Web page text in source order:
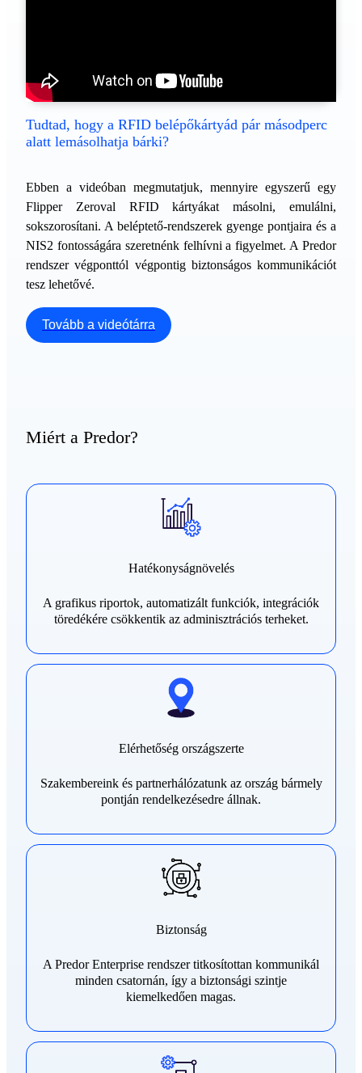
Tudtad, hogy a RFID belépőkártyád pár másodperc
alatt lemásolhatja bárki?
Ebben a videóban megmutatjuk, mennyire egyszerű egy
Flipper Zeroval RFID kártyákat másolni, emulálni,
sokszorosítani. A beléptető-rendszerek gyenge pontjaira és a
NIS2 fontosságára szeretnénk felhívni a figyelmet. A Predor
rendszer végponttól végpontig biztonságos kommunikációt
tesz lehetővé.
Tovább a videótárra
Miért a Predor?
Hatékonyságnövelés
A grafikus riportok, automatizált funkciók, integrációk
töredékére csökkentik az adminisztrációs terheket.
Elérhetőség országszerte
Szakembereink és partnerhálózatunk az ország bármely
pontján rendelkezésedre állnak.
Biztonság
A Predor Enterprise rendszer titkosítottan kommunikál
minden csatornán, így a biztonsági szintje
kiemelkedően magas.